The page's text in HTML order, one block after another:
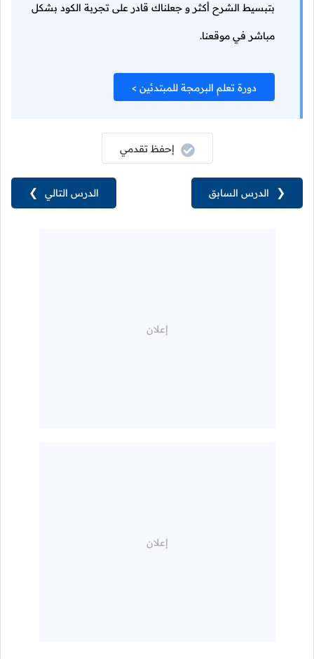
بتبسيط الشرح أكثر و جعلناك قادر على تجربة الكود بشكل
مباشر في موقعنا.
دورة تعلم البرمجة للمبتدئين >
الدرس التالي ❯
إحفظ تقدمي
❮ الدرس السابق